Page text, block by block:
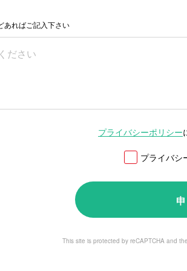
あればご記入下さい
プライバシーポリシー
プライバシ
This site is protected by reCAPTCHA and